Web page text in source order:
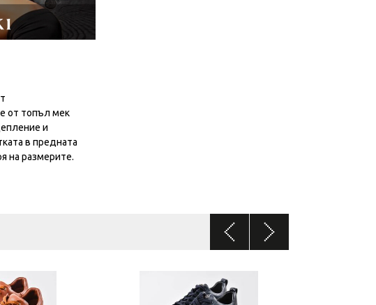
от топъл мек
и
в предната
на размерите.